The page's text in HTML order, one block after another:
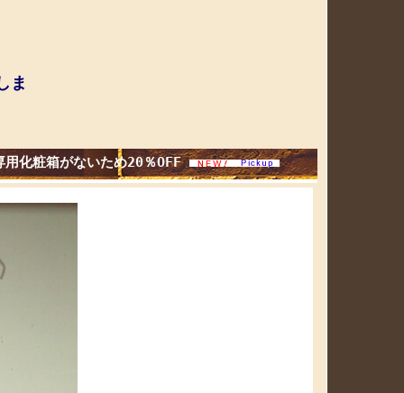
ま
化粧箱がないため20％OFF